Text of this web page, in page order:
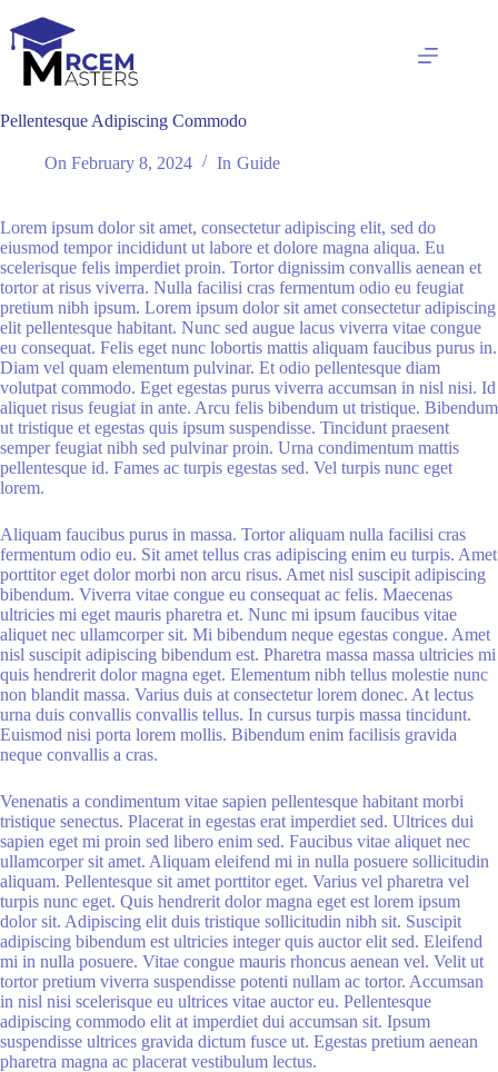
to
content
Pellentesque Adipiscing Commodo
On February 8, 2024 In Guide
Lorem ipsum dolor sit amet, consectetur adipiscing elit, sed do
eiusmod tempor incididunt ut labore et dolore magna aliqua. Eu
scelerisque felis imperdiet proin. Tortor dignissim convallis aenean et
tortor at risus viverra. Nulla facilisi cras fermentum odio eu feugiat
pretium nibh ipsum. Lorem ipsum dolor sit amet consectetur adipiscing
elit pellentesque habitant. Nunc sed augue lacus viverra vitae congue
eu consequat. Felis eget nunc lobortis mattis aliquam faucibus purus in.
Diam vel quam elementum pulvinar. Et odio pellentesque diam
volutpat commodo. Eget egestas purus viverra accumsan in nisl nisi. Id
aliquet risus feugiat in ante. Arcu felis bibendum ut tristique. Bibendum
ut tristique et egestas quis ipsum suspendisse. Tincidunt praesent
semper feugiat nibh sed pulvinar proin. Urna condimentum mattis
pellentesque id. Fames ac turpis egestas sed. Vel turpis nunc eget
lorem.
Aliquam faucibus purus in massa. Tortor aliquam nulla facilisi cras
fermentum odio eu. Sit amet tellus cras adipiscing enim eu turpis. Amet
porttitor eget dolor morbi non arcu risus. Amet nisl suscipit adipiscing
bibendum. Viverra vitae congue eu consequat ac felis. Maecenas
ultricies mi eget mauris pharetra et. Nunc mi ipsum faucibus vitae
aliquet nec ullamcorper sit. Mi bibendum neque egestas congue. Amet
nisl suscipit adipiscing bibendum est. Pharetra massa massa ultricies mi
quis hendrerit dolor magna eget. Elementum nibh tellus molestie nunc
non blandit massa. Varius duis at consectetur lorem donec. At lectus
urna duis convallis convallis tellus. In cursus turpis massa tincidunt.
Euismod nisi porta lorem mollis. Bibendum enim facilisis gravida
neque convallis a cras.
Venenatis a condimentum vitae sapien pellentesque habitant morbi
tristique senectus. Placerat in egestas erat imperdiet sed. Ultrices dui
sapien eget mi proin sed libero enim sed. Faucibus vitae aliquet nec
ullamcorper sit amet. Aliquam eleifend mi in nulla posuere sollicitudin
aliquam. Pellentesque sit amet porttitor eget. Varius vel pharetra vel
turpis nunc eget. Quis hendrerit dolor magna eget est lorem ipsum
dolor sit. Adipiscing elit duis tristique sollicitudin nibh sit. Suscipit
adipiscing bibendum est ultricies integer quis auctor elit sed. Eleifend
mi in nulla posuere. Vitae congue mauris rhoncus aenean vel. Velit ut
tortor pretium viverra suspendisse potenti nullam ac tortor. Accumsan
in nisl nisi scelerisque eu ultrices vitae auctor eu. Pellentesque
adipiscing commodo elit at imperdiet dui accumsan sit. Ipsum
suspendisse ultrices gravida dictum fusce ut. Egestas pretium aenean
pharetra magna ac placerat vestibulum lectus.